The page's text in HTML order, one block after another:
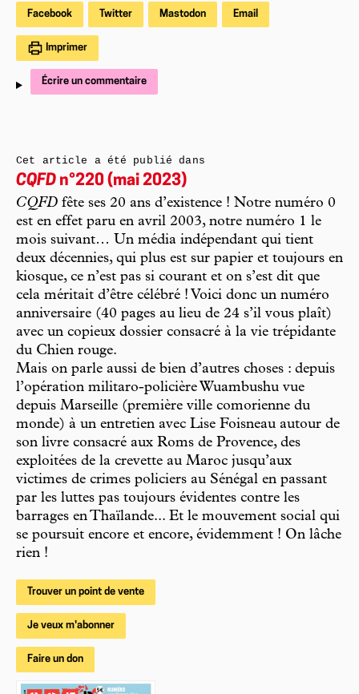
Facebook Twitter Mastodon Email
Imprimer
Écrire un commentaire
Cet article a été publié dans
CQFD n°220 (mai 2023)
CQFD fête ses 20 ans d’existence ! Notre numéro 0
est en effet paru en avril 2003, notre numéro 1 le
mois suivant… Un média indépendant qui tient
deux décennies, qui plus est sur papier et toujours en
kiosque, ce n’est pas si courant et on s’est dit que
cela méritait d’être célébré ! Voici donc un numéro
anniversaire (40 pages au lieu de 24 s’il vous plaît)
avec un copieux dossier consacré à la vie trépidante
du Chien rouge.
Mais on parle aussi de bien d’autres choses : depuis
l’opération militaro-policière Wuambushu vue
depuis Marseille (première ville comorienne du
monde) à un entretien avec Lise Foisneau autour de
son livre consacré aux Roms de Provence, des
exploitées de la crevette au Maroc jusqu’aux
victimes de crimes policiers au Sénégal en passant
par les luttes pas toujours évidentes contre les
barrages en Thaïlande... Et le mouvement social qui
se poursuit encore et encore, évidemment ! On lâche
rien !
Trouver un point de vente
Je veux m'abonner
Faire un don